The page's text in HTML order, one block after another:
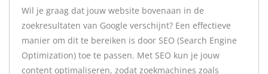
Wil je graag dat jouw website bovenaan in de
zoekresultaten van Google verschijnt? Een effectieve
manier om dit te bereiken is door SEO (Search Engine
Optimization) toe te passen. Met SEO kun je jouw
content optimaliseren, zodat zoekmachines zoals